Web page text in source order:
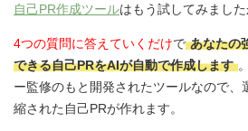
自己PR作成ツールはもう試してみました
4つの質問に答えていくだけで あなたの
できる自己PRをAIが自動で作成します
ー監修のもと開発されたツールなので、
縮された自己PRが作れます。